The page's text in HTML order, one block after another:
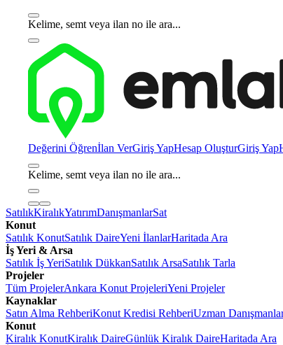
Kelime, semt veya ilan no ile ara...
Değerini Öğrenİlan VerGiriş YapHesap OluşturGiriş Yap
Kelime, semt veya ilan no ile ara...
SatılıkKiralıkYatırımDanışmanlarSat
Konut
Satılık KonutSatılık DaireYeni İlanlarHaritada Ara
İş Yeri & Arsa
Satılık İş YeriSatılık DükkanSatılık ArsaSatılık Tarla
Projeler
Tüm ProjelerAnkara Konut ProjeleriYeni Projeler
Kaynaklar
Satın Alma RehberiKonut Kredisi RehberiUzman
Konut
Kiralık KonutKiralık DaireGünlük Kiralık DaireHaritada Ara